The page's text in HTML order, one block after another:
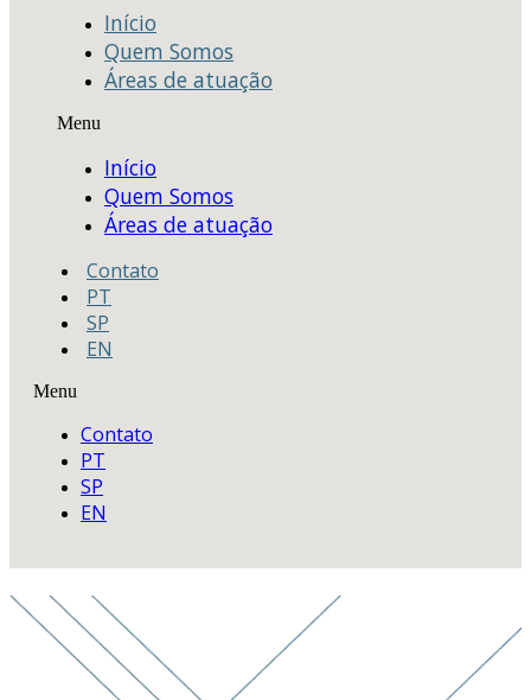
Início
Quem Somos
Áreas de atuação
Menu
Início
Quem Somos
Áreas de atuação
Contato
PT
SP
EN
Menu
Contato
PT
SP
EN